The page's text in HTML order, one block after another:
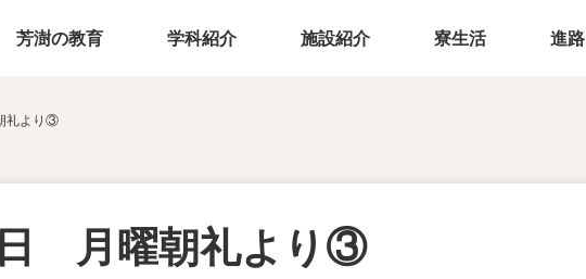
芳澍の教育 学科紹介 施設紹介 寮生活 進路
礼より③
日 月曜朝礼より③